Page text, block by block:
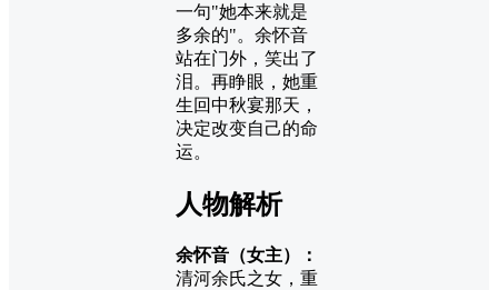
一句"她本来就是
多余的"。余怀音
站在门外，笑出了
泪。再睁眼，她重
生回中秋宴那天，
决定改变自己的命
运。
人物解析
余怀音（女主）：
清河余氏之女，重